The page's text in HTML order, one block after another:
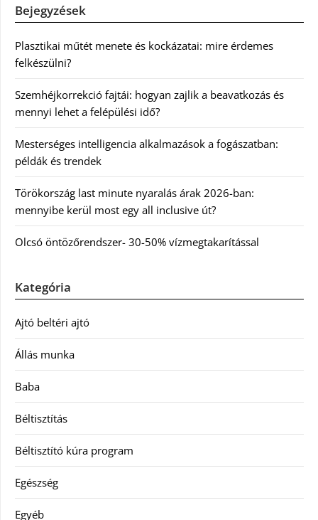
Bejegyzések
Plasztikai műtét menete és kockázatai: mire érdemes
felkészülni?
Szemhéjkorrekció fajtái: hogyan zajlik a beavatkozás és
mennyi lehet a felépülési idő?
Mesterséges intelligencia alkalmazások a fogászatban:
példák és trendek
Törökország last minute nyaralás árak 2026-ban:
mennyibe kerül most egy all inclusive út?
Olcsó öntözőrendszer- 30-50% vízmegtakarítással
Kategória
Ajtó beltéri ajtó
Állás munka
Baba
Béltisztítás
Béltisztító kúra program
Egészség
Egyéb